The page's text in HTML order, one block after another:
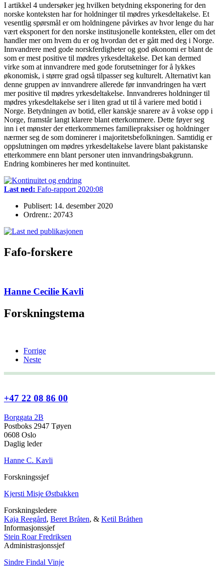
I artikkel 4 undersøker jeg hvilken betydning eksponering for den
norske konteksten har for holdninger til mødres yrkesdeltakelse. Et
vesentlig spørsmål er om holdningene påvirkes av hvor lenge du har
vært eksponert for den norske institusjonelle konteksten, eller om det
handler mer om hvem du er og hvordan det er gått med deg i Norge.
Innvandrere med gode norskferdigheter og god økonomi er blant de
som er mest positive til mødres yrkesdeltakelse. Det kan dermed
virke som at innvandrere med gode forutsetninger for å lykkes
økonomisk, i større grad også tilpasser seg kulturelt. Alternativt kan
denne gruppen av innvandrere allerede før innvandringen ha vært
mer positive til mødres yrkesdeltakelse. Innvandreres holdninger til
mødres yrkesdeltakelse ser i liten grad ut til å variere med botid i
Norge. Betydningen av botid, eller kanskje snarere av å vokse opp i
Norge, framstår langt klarere blant etterkommere. Dette føyer seg
inn i et mønster der etterkommernes familiepraksiser og holdninger
nærmer seg de som dominerer i majoritetsbefolkningen. Samtidig er
oppslutningen om mødres yrkesdeltakelse lavere blant pakistanske
etterkommere enn blant personer uten innvandringsbakgrunn.
Endring kombineres her med kontinuitet.
Last ned: Fafo-rapport 2020:08
Publisert: 14. desember 2020
Ordrenr.: 20743
Fafo-forskere
Hanne Cecilie Kavli
Forskningstema
Forrige
Neste
+47 22 08 86 00
Borggata 2B
Postboks 2947 Tøyen
0608 Oslo
Daglig leder
Hanne C. Kavli
Forskningssjef
Kjersti Misje Østbakken
Forskningsledere
Kaja Reegård, Beret Bråten, & Ketil Bråthen
Informasjonssjef
Stein Roar Fredriksen
Administrasjonssjef
Sindre Findal Vinje